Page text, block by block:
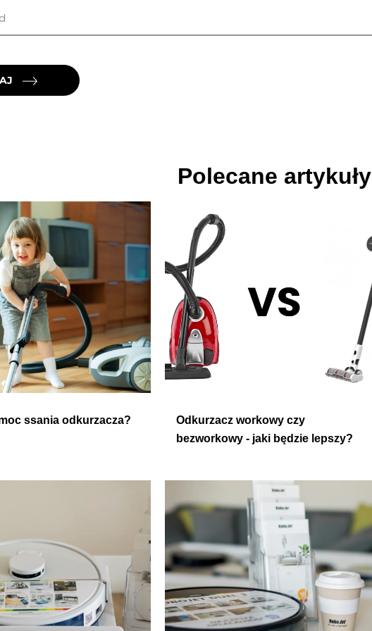
Polecane artykuły
ssania odkurzacza?
Odkurzacz workowy czy
bezworkowy - jaki będzie lepszy?